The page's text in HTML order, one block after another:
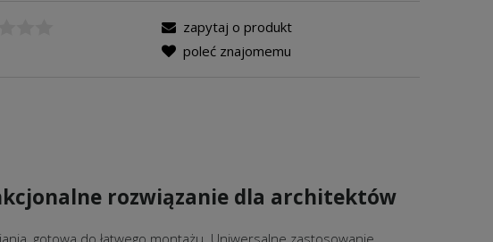
zapytaj o produkt
poleć znajomemu
rozwiązanie dla architektów
gotowa do łatwego montażu. Uniwersalne zastosowanie